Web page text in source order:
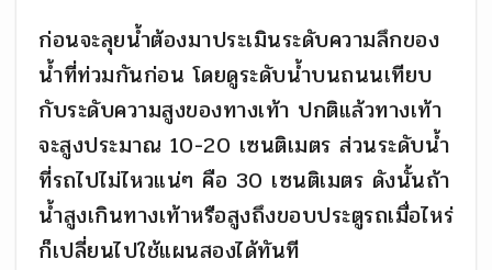
ก่อนจะลุยน้ำต้องมาประเมินระดับความลึกของ
น้ำที่ท่วมกันก่อน โดยดูระดับน้ำบนถนนเทียบ
กับระดับความสูงของทางเท้า ปกติแล้วทางเท้า
จะสูงประมาณ 10-20 เซนติเมตร ส่วนระดับน้ำ
ที่รถไปไม่ไหวแน่ๆ คือ 30 เซนติเมตร ดังนั้นถ้า
น้ำสูงเกินทางเท้าหรือสูงถึงขอบประตูรถเมื่อไหร่
ก็เปลี่ยนไปใช้แผนสองได้ทันที